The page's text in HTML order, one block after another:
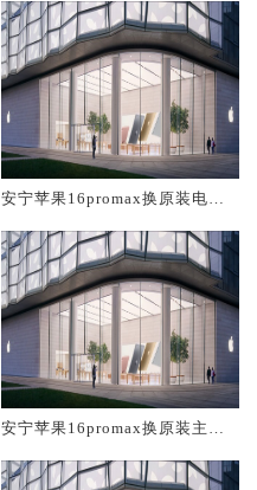
安宁苹果16promax换原装电池
安宁苹果16promax换原装主板